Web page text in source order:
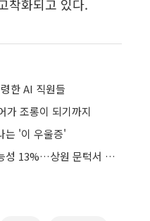
착화되고 있다.
한 AI 직원들
조롱이 되기까지
는 '이 우울증'
美 클래리티 법안 연내 통과 가능성 13%…상원 문턱서 제동